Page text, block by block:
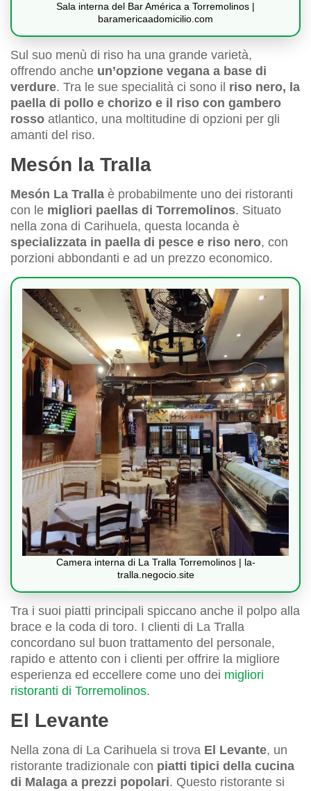
Sala interna del Bar América a Torremolinos |
baramericaadomicilio.com
Sul suo menù di riso ha una grande varietà,
offrendo anche un’opzione vegana a base di
verdure. Tra le sue specialità ci sono il riso nero, la
paella di pollo e chorizo e il riso con gambero
rosso atlantico, una moltitudine di opzioni per gli
amanti del riso.
Mesón la Tralla
Mesón La Tralla è probabilmente uno dei ristoranti
con le migliori paellas di Torremolinos. Situato
nella zona di Carihuela, questa locanda è
specializzata in paella di pesce e riso nero, con
porzioni abbondanti e ad un prezzo economico.
Camera interna di La Tralla Torremolinos | la-
tralla.negocio.site
Tra i suoi piatti principali spiccano anche il polpo alla
brace e la coda di toro. I clienti di La Tralla
concordano sul buon trattamento del personale,
rapido e attento con i clienti per offrire la migliore
esperienza ed eccellere come uno dei migliori
ristoranti di Torremolinos.
El Levante
Nella zona di La Carihuela si trova El Levante, un
ristorante tradizionale con piatti tipici della cucina
di Malaga a prezzi popolari. Questo ristorante si